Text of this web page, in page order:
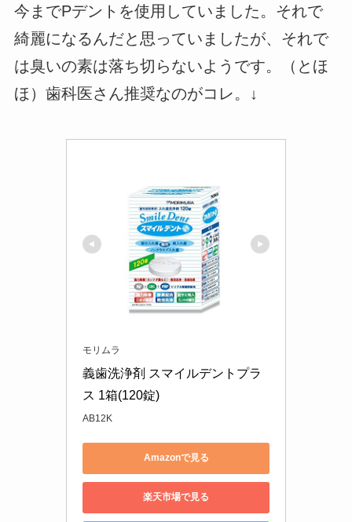
今までPデントを使用していました。それで
綺麗になるんだと思っていましたが、それで
は臭いの素は落ち切らないようです。（とほ
ほ）歯科医さん推奨なのがコレ。↓
モリムラ
義歯洗浄剤 スマイルデントプラ
ス 1箱(120錠)
AB12K
Amazonで見る
楽天市場で見る